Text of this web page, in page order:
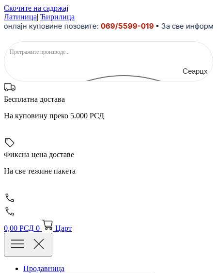
Скочите на садржај
Латиница| Ћирилица
куповине позовите:069/5599-019• За све
Сеарцх
Бесплатна достава
На куповину преко 5.000 РСД
Фиксна цена доставе
На све тежине пакета
0,00 РСД 0 Царт
Продавница